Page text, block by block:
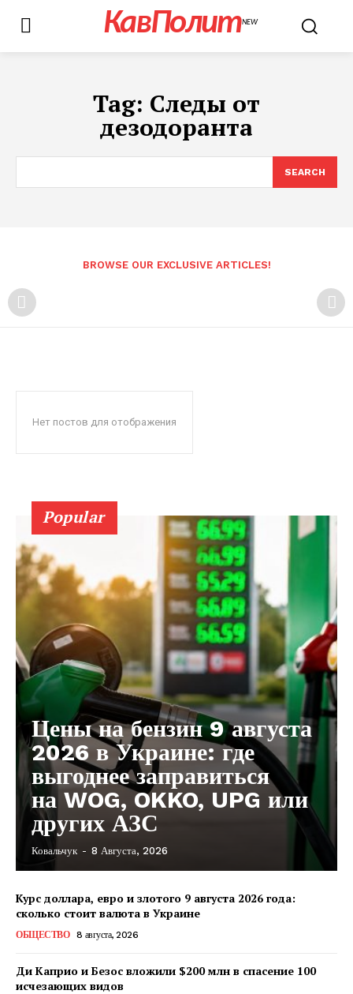
КавПолитNEW
Tag: Следы от
дезодоранта
SEARCH
BROWSE OUR EXCLUSIVE ARTICLES!
Нет постов для отображения
Popular
Цены на бензин 9 августа
2026 в Украине: где
выгоднее заправиться
на WOG, OKKO, UPG или
других АЗС
Ковальчук - 8 Августа, 2026
Курс доллара, евро и злотого 9 августа 2026 года:
сколько стоит валюта в Украине
ОБЩЕСТВО 8 августа, 2026
Ди Каприо и Безос вложили $200 млн в спасение 100
исчезающих видов